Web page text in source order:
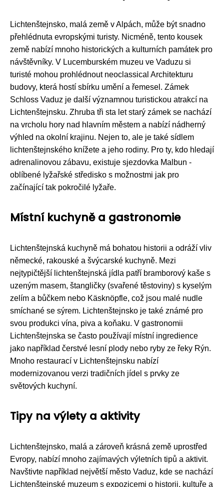
Lichtenštejnsko, malá země v Alpách, může být snadno
přehlédnuta evropskými turisty. Nicméně, tento kousek
země nabízí mnoho historických a kulturních památek pro
návštěvníky. V Lucemburském muzeu ve Vaduzu si
turisté mohou prohlédnout neoclassical Architekturu
budovy, která hostí sbírku umění a řemesel. Zámek
Schloss Vaduz je další významnou turistickou atrakcí na
Lichtenštejnsku. Zhruba tři sta let starý zámek se nachází
na vrcholu hory nad hlavním městem a nabízí nádherný
výhled na okolní krajinu. Nejen to, ale je také sídlem
lichtenštejnského knížete a jeho rodiny. Pro ty, kdo hledají
adrenalinovou zábavu, existuje sjezdovka Malbun -
oblíbené lyžařské středisko s možnostmi jak pro
začínající tak pokročilé lyžaře.
Místní kuchyně a gastronomie
Lichtenštejnská kuchyně má bohatou historii a odráží vliv
německé, rakouské a švýcarské kuchyně. Mezi
nejtypičtější lichtenštejnská jídla patří bramborový kaše s
uzeným masem, štangličky (svařené těstoviny) s kyselým
zelím a bůčkem nebo Käsknöpfle, což jsou malé nudle
smíchané se sýrem. Lichtenštejnsko je také známé pro
svou produkci vína, piva a koňaku. V gastronomii
Lichtenštejnska se často používají místní ingredience
jako například čerstvé lesní plody nebo ryby ze řeky Rýn.
Mnoho restaurací v Lichtenštejnsku nabízí
modernizovanou verzi tradičních jídel s prvky ze
světových kuchyní.
Tipy na výlety a aktivity
Lichtenštejnsko, malá a zároveň krásná země uprostřed
Evropy, nabízí mnoho zajímavých výletních tipů a aktivit.
Navštivte například největší město Vaduz, kde se nachází
Lichtenštejnské muzeum s expozicemi o historii, kultuře a